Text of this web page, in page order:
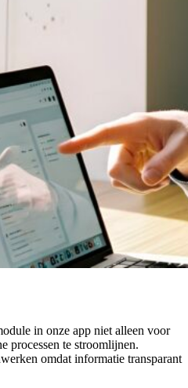
in onze app niet alleen voor
processen te stroomlijnen.
omdat informatie transparant